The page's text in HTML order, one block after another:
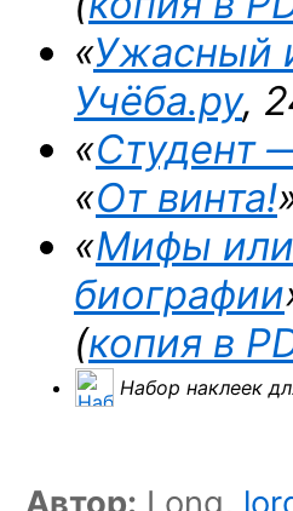
«Ужасный
Учёба.ру,
«Студент
«От винта!
«Мифы или
биографии
(копия в
Набор наклеек